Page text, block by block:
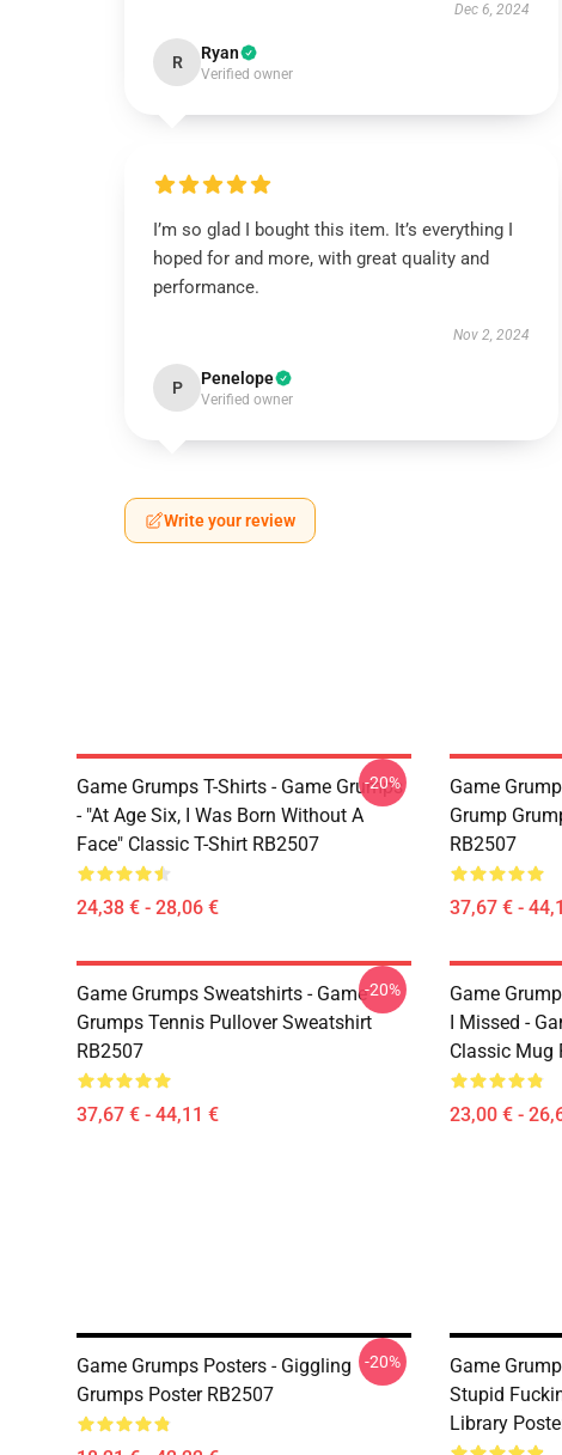
Dec 6, 2024
R Ryan
Verified owner
I’m so glad I bought this item. It’s everything I
hoped for and more, with great quality and
performance.
Nov 2, 2024
P Penelope
Verified owner
Write your review
Game Grumps T-Shirts - Game Grumps
- "At Age Six, I Was Born Without A
Face" Classic T-Shirt RB2507
24,38 € - 28,06 €
-20%
Game
Grump
RB2507
37,67 € -
Game Grumps Sweatshirts - Game
Grumps Tennis Pullover Sweatshirt
RB2507
37,67 € - 44,11 €
-20%
Game
I Missed -
Classic Mug
23,00 € -
Game Grumps Posters - Giggling
Grumps Poster RB2507
-20%
Game
Stupid
Library